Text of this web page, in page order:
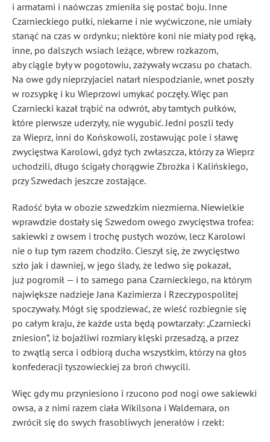
i armatami i naówczas zmieniła się postać boju. Inne
Czarnieckiego pułki, niekarne i nie wyćwiczone, nie umiały
stanąć na czas w ordynku; niektóre koni nie miały pod ręką,
inne, po dalszych wsiach leżące, wbrew rozkazom,
aby ciągle były w pogotowiu, zażywały wczasu po chatach.
Na owe gdy nieprzyjaciel natarł niespodzianie, wnet poszły
w rozsypkę i ku Wieprzowi umykać poczęły. Więc pan
Czarniecki kazał trąbić na odwrót, aby tamtych pułków,
które pierwsze uderzyły, nie wygubić. Jedni poszli tedy
za Wieprz, inni do Końskowoli, zostawując pole i sławę
zwycięstwa Karolowi, gdyż tych zwłaszcza, którzy za Wieprz
uchodzili, długo ścigały chorągwie Zbrożka i Kalińskiego,
przy Szwedach jeszcze zostające.
Radość była w obozie szwedzkim niezmierna. Niewielkie
wprawdzie dostały się Szwedom owego zwycięstwa trofea:
sakiewki z owsem i trochę pustych wozów, lecz Karolowi
nie o łup tym razem chodziło. Cieszył się, że zwycięstwo
szło jak i dawniej, w jego ślady, że ledwo się pokazał,
już pogromił — i to samego pana Czarnieckiego, na którym
największe nadzieje Jana Kazimierza i Rzeczypospolitej
spoczywały. Mógł się spodziewać, że wieść rozbiegnie się
po całym kraju, że każde usta będą powtarzały: „Czarniecki
zniesion”, iż bojaźliwi rozmiary klęski przesadzą, a przez
to zwątlą serca i odbiorą ducha wszystkim, którzy na głos
konfederacji tyszowieckiej za broń chwycili.
Więc gdy mu przyniesiono i rzucono pod nogi owe sakiewki
owsa, a z nimi razem ciała Wikilsona i Waldemara, on
zwrócił się do swych frasobliwych jenerałów i rzekł: